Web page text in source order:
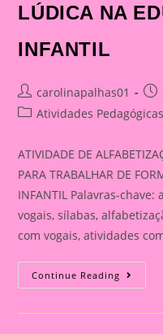
LÚDICA NA
INFANTIL
Post
author:
carolinapalhas01
PostAtividades Pedagógicas
ATIVIDADE DE
PARA TRABALHAR DE
INFANTIL Palavras-
vogais, sílabas,
com vogais, atividades
Continue Reading
DE